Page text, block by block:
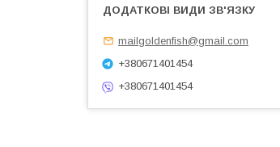
mailgoldenfish@gmail.com
+380671401454
+380671401454